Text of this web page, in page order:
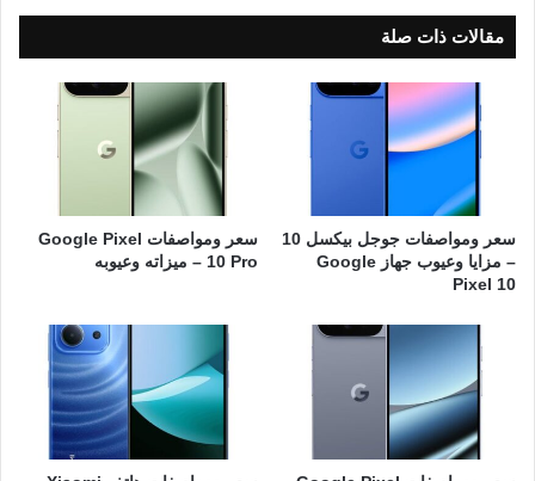
مقالات ذات صلة
سعر ومواصفات جوجل بيكسل 10
– مزايا وعيوب جهاز Google
Pixel 10
سعر ومواصفات Google Pixel
10 Pro – ميزاته وعيوبه